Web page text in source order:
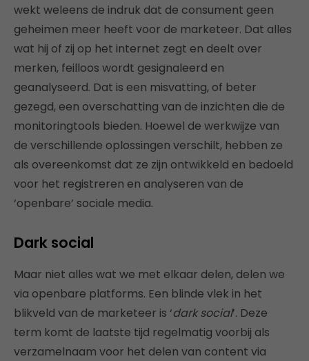
wekt weleens de indruk dat de consument geen
geheimen meer heeft voor de marketeer. Dat alles
wat hij of zij op het internet zegt en deelt over
merken, feilloos wordt gesignaleerd en
geanalyseerd. Dat is een misvatting, of beter
gezegd, een overschatting van de inzichten die de
monitoringtools bieden. Hoewel de werkwijze van
de verschillende oplossingen verschilt, hebben ze
als overeenkomst dat ze zijn ontwikkeld en bedoeld
voor het registreren en analyseren van de
‘openbare’ sociale media.
Dark social
Maar niet alles wat we met elkaar delen, delen we
via openbare platforms. Een blinde vlek in het
blikveld van de marketeer is ‘dark social’. Deze
term komt de laatste tijd regelmatig voorbij als
verzamelnaam voor het delen van content via